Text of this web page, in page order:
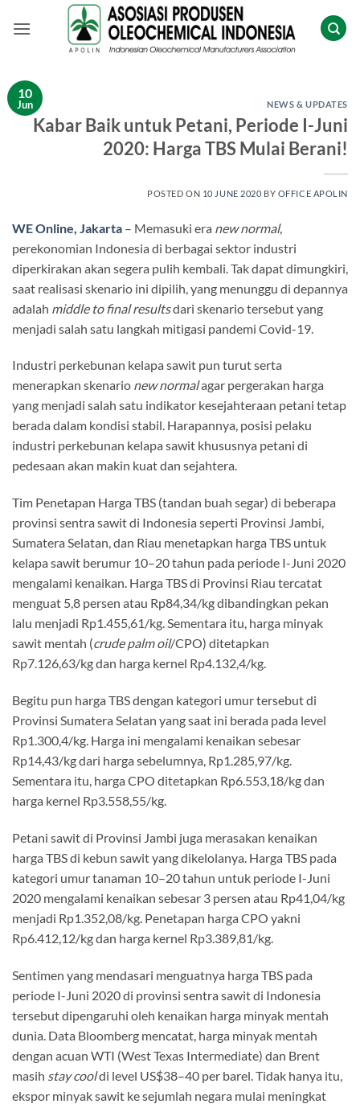
10
Jun NEWS & UPDATES
Kabar Baik untuk Petani, Periode I-Juni
2020: Harga TBS Mulai Berani!
POSTED ON 10 JUNE 2020 BY OFFICE APOLIN
WE Online, Jakarta – Memasuki era new normal,
perekonomian Indonesia di berbagai sektor industri
diperkirakan akan segera pulih kembali. Tak dapat dimungkiri,
saat realisasi skenario ini dipilih, yang menunggu di depannya
adalah middle to final resultsdari skenario tersebut yang
menjadi salah satu langkah mitigasi pandemi Covid-19.
Industri perkebunan kelapa sawit pun turut serta
menerapkan skenario new normalagar pergerakan harga
yang menjadi salah satu indikator kesejahteraan petani tetap
berada dalam kondisi stabil. Harapannya, posisi pelaku
industri perkebunan kelapa sawit khususnya petani di
pedesaan akan makin kuat dan sejahtera.
Tim Penetapan Harga TBS (tandan buah segar) di beberapa
provinsi sentra sawit di Indonesia seperti Provinsi Jambi,
Sumatera Selatan, dan Riau menetapkan harga TBS untuk
kelapa sawit berumur 10–20 tahun pada periode I-Juni 2020
mengalami kenaikan. Harga TBS di Provinsi Riau tercatat
menguat 5,8 persen atau Rp84,34/kg dibandingkan pekan
lalu menjadi Rp1.455,61/kg. Sementara itu, harga minyak
sawit mentah (crude palm oil/CPO) ditetapkan
Rp7.126,63/kg dan harga kernel Rp4.132,4/kg.
Begitu pun harga TBS dengan kategori umur tersebut di
Provinsi Sumatera Selatan yang saat ini berada pada level
Rp1.300,4/kg. Harga ini mengalami kenaikan sebesar
Rp14,43/kg dari harga sebelumnya, Rp1.285,97/kg.
Sementara itu, harga CPO ditetapkan Rp6.553,18/kg dan
harga kernel Rp3.558,55/kg.
Petani sawit di Provinsi Jambi juga merasakan kenaikan
harga TBS di kebun sawit yang dikelolanya. Harga TBS pada
kategori umur tanaman 10–20 tahun untuk periode I-Juni
2020 mengalami kenaikan sebesar 3 persen atau Rp41,04/kg
menjadi Rp1.352,08/kg. Penetapan harga CPO yakni
Rp6.412,12/kg dan harga kernel Rp3.389,81/kg.
Sentimen yang mendasari menguatnya harga TBS pada
periode I-Juni 2020 di provinsi sentra sawit di Indonesia
tersebut dipengaruhi oleh kenaikan harga minyak mentah
dunia. Data Bloomberg mencatat, harga minyak mentah
dengan acuan WTI (West Texas Intermediate) dan Brent
masih stay cooldi level US$38–40 per barel. Tidak hanya itu,
ekspor minyak sawit ke sejumlah negara mulai meningkat